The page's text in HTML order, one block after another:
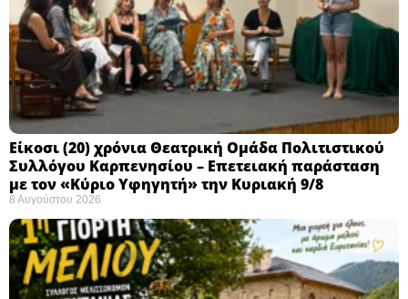
Eίκοσι (20) χρόνια Θεατρική Ομάδα Πολιτιστικού
Συλλόγου Καρπενησίου – Επετειακή παράσταση
με τον «Κύριο Υφηγητή» την Κυριακή 9/8
8 Αυγούστου 2026